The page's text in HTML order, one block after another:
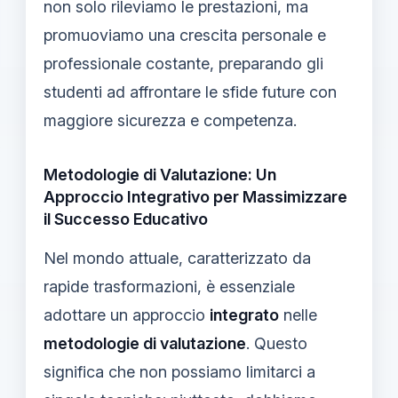
non solo rileviamo le prestazioni, ma
promuoviamo una crescita personale e
professionale costante, preparando gli
studenti ad affrontare le sfide future con
maggiore sicurezza e competenza.
Metodologie di Valutazione: Un
Approccio Integrativo per Massimizzare
il Successo Educativo
Nel mondo attuale, caratterizzato da
rapide trasformazioni, è essenziale
adottare un approccio integrato nelle
metodologie di valutazione. Questo
significa che non possiamo limitarci a